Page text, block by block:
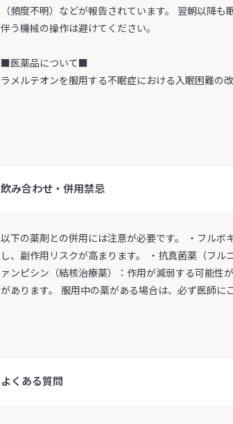
（頻度不明）などが報告されています。 翌朝以降
伴う機械の操作は避けてください。
■医薬品について■
ラメルテオンを服用する不眠症における入眠困難の改
飲み合わせ・併用禁忌
以下の薬剤との併用には注意が必要です。 ・フル
し、副作用リスクが高まります。 ・抗真菌薬（フ
ァンピシン（結核治療薬）：作用が減弱する可能性
があります。 服用中の薬がある場合は、必ず医師に
よくある質問